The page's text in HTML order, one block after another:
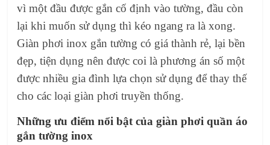
vì một đầu được gắn cố định vào tường, đầu còn
lại khi muốn sử dụng thì kéo ngang ra là xong.
Giàn phơi inox gắn tường có giá thành rẻ, lại bền
đẹp, tiện dụng nên được coi là phương án số một
được nhiều gia đình lựa chọn sử dụng để thay thế
cho các loại giàn phơi truyền thống.
Những ưu điểm nổi bật của giàn phơi quần áo
gắn tường inox